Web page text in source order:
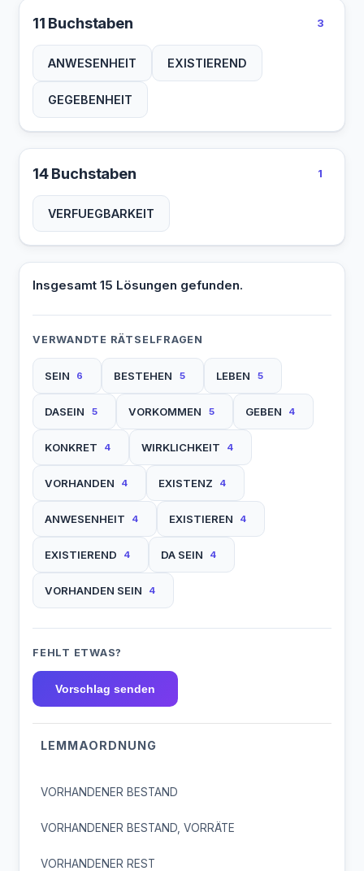
11 Buchstaben 3
ANWESENHEIT EXISTIEREND
GEGEBENHEIT
14 Buchstaben 1
VERFUEGBARKEIT
Insgesamt 15 Lösungen gefunden.
VERWANDTE RÄTSELFRAGEN
SEIN 6 BESTEHEN 5 LEBEN 5
DASEIN 5 VORKOMMEN 5 GEBEN 4
KONKRET 4 WIRKLICHKEIT 4
VORHANDEN 4 EXISTENZ 4
ANWESENHEIT 4 EXISTIEREN 4
EXISTIEREND 4 DA SEIN 4
VORHANDEN SEIN 4
FEHLT ETWAS?
Vorschlag senden
LEMMAORDNUNG
VORHANDENER BESTAND
VORHANDENER BESTAND, VORRÄTE
VORHANDENER REST